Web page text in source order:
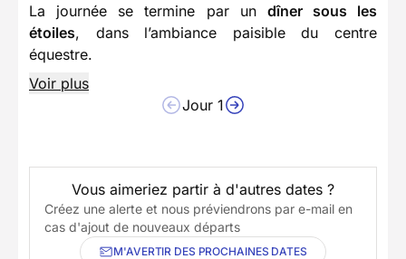
La journée se termine par un dîner sous les
étoiles, dans l’ambiance paisible du centre
équestre.
Voir plus
Jour 1
Vous aimeriez partir à d'autres dates ?
Créez une alerte et nous préviendrons par e-mail en
cas d'ajout de nouveaux départs
M'AVERTIR DES PROCHAINES DATES